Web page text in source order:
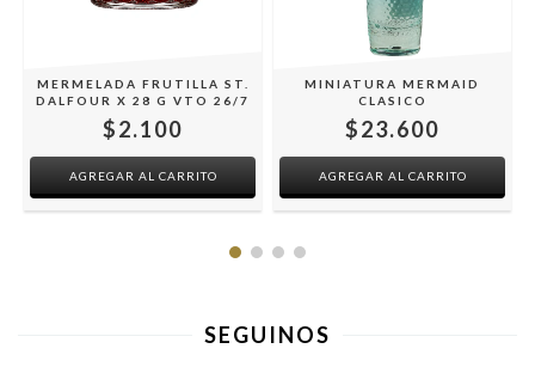
MERMELADA FRUTILLA ST.
DALFOUR X 28 G VTO 26/7
$2.100
MINIATURA MERMAID
CLASICO
$23.600
SEGUINOS